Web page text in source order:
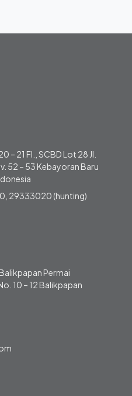
– 21 Fl., SCBD Lot 28 Jl.
52 – 53 Kebayoran Baru
29333020 (hunting)
Permai
10 – 12 Balikpapan